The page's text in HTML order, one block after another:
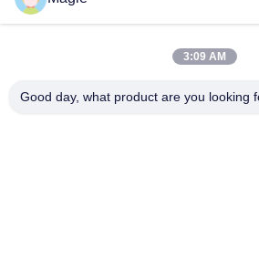
3:09 AM
Good day, what product are you looking